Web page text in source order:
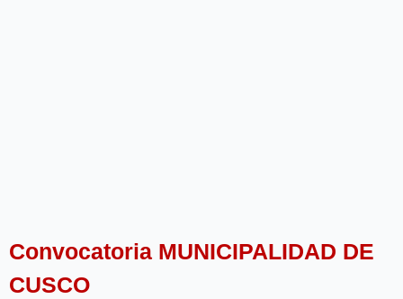
Convocatoria MUNICIPALIDAD DE
CUSCO